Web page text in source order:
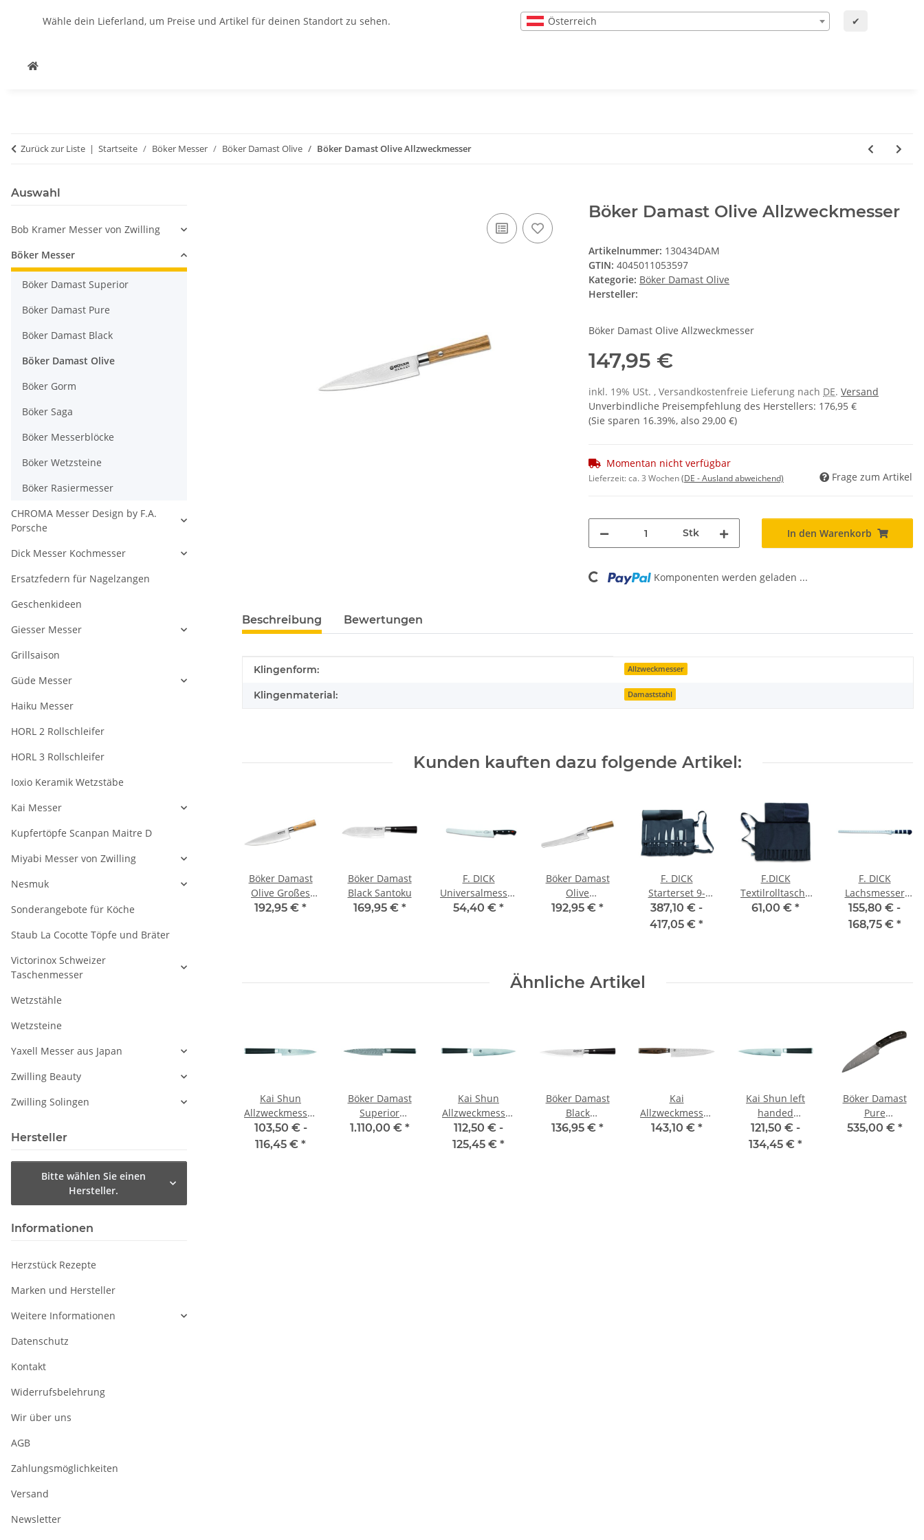
Wähle dein Lieferland, um Preise und Artikel für deinen Standort zu sehen. Österreich ✔
Zurück zur Liste Startseite Böker Messer Böker Damast Olive Böker Damast Olive Allzweckmesser
Böker Damast Olive Allzweckmesser
Artikelnummer: 130434DAM
GTIN: 4045011053597
Kategorie: Böker Damast Olive
Hersteller:
Böker Damast Olive Allzweckmesser
147,95 €
inkl. 19% USt. , Versandkostenfreie Lieferung nach DE. Versand
Unverbindliche Preisempfehlung des Herstellers: 176,95 €
(Sie sparen 16.39%, also 29,00 €)
Momentan nicht verfügbar
Lieferzeit:ca. 3 Wochen(DE - Ausland abweichend) Frage zum Artikel
Stk In den Warenkorb
Loading... Komponenten werden geladen ...
Beschreibung Bewertungen
Produkteigenschaft
Wert
Klingenform: Allzweckmesser
Klingenmaterial: Damaststahl
Kunden kauften dazu folgende Artikel:
Böker Damast
Olive Großes
Kochmesser
192,95 € *
Böker Damast
Black Santoku
169,95 € *
F. DICK
Universalmesser
Superior, 26cm
54,40 € *
Böker Damast
Olive
Brotmesser
192,95 € *
F. DICK
Starterset 9-
teilig
387,10 € -
417,05 € *
F.DICK
Textilrolltasche
leer, für 12 Teile
61,00 € *
F. DICK
Lachsmesser
mit Kullenschliff
1905, 32 cm
155,80 € -
168,75 € *
Ähnliche Artikel
Kai Shun
179,45 €
Kai Shun
Kai Shun
Allzweckmesser
10 cm
103,50 € -
116,45 € *
Böker Damast
Superior
Allzweckmesser
1.110,00 € *
Kai Shun
Allzweckmesser
15 cm
112,50 € -
125,45 € *
Böker Damast
Black
Allzweckmesser
136,95 € *
Kai
Allzweckmesser
15 cm Tim
143,10 € *
Kai Shun left
handed
Allzweckmesser
15 cm
121,50 € -
134,45 € *
Böker Damast
Pure
Allzweckmesser
535,00 € *
Auswahl
Bob Kramer Messer von Zwilling
Böker Messer
Böker Damast Superior
Böker Damast Pure
Böker Damast Black
Böker Damast Olive
Böker Gorm
Böker Saga
Böker Messerblöcke
Böker Wetzsteine
Böker Rasiermesser
CHROMA Messer Design by F.A.
Porsche
Dick Messer Kochmesser
Ersatzfedern für Nagelzangen
Geschenkideen
Giesser Messer
Grillsaison
Güde Messer
Haiku Messer
HORL 2 Rollschleifer
HORL 3 Rollschleifer
Ioxio Keramik Wetzstäbe
Kai Messer
Kupfertöpfe Scanpan Maitre D
Miyabi Messer von Zwilling
Nesmuk
Sonderangebote für Köche
Staub La Cocotte Töpfe und Bräter
Victorinox Schweizer
Taschenmesser
Wetzstähle
Wetzsteine
Yaxell Messer aus Japan
Zwilling Beauty
Zwilling Solingen
Hersteller
Bitte wählen Sie einen
Hersteller.
Informationen
Herzstück Rezepte
Marken und Hersteller
Weitere Informationen
Datenschutz
Kontakt
Widerrufsbelehrung
Wir über uns
AGB
Zahlungsmöglichkeiten
Versand
Newsletter